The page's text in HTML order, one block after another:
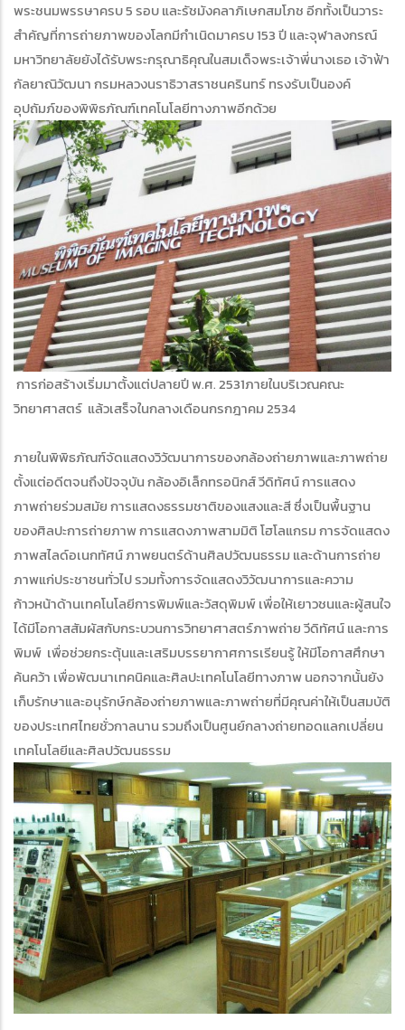
พระชนมพรรษาครบ 5 รอบ และรัชมังคลาภิเษกสมโภช อีกทั้งเป็นวาระ
สำคัญที่การถ่ายภาพของโลกมีกำเนิดมาครบ 153 ปี และจุฬาลงกรณ์
มหาวิทยาลัยยังได้รับพระกรุณาธิคุณในสมเด็จพระเจ้าพี่นางเธอ เจ้าฟ้า
กัลยาณิวัฒนา กรมหลวงนราธิวาสราชนครินทร์ ทรงรับเป็นองค์
อุปถัมภ์ของพิพิธภัณฑ์เทคโนโลยีทางภาพอีกด้วย
การก่อสร้างเริ่มมาตั้งแต่ปลายปี พ.ศ. 2531ภายในบริเวณคณะ
วิทยาศาสตร์ แล้วเสร็จในกลางเดือนกรกฎาคม 2534
ภายในพิพิธภัณฑ์จัดแสดงวิวัฒนาการของกล้องถ่ายภาพและภาพถ่าย
ตั้งแต่อดีตจนถึงปัจจุบัน กล้องอิเล็กทรอนิกส์ วีดิทัศน์ การแสดง
ภาพถ่ายร่วมสมัย การแสดงธรรมชาติของแสงและสี ซึ่งเป็นพื้นฐาน
ของศิลปะการถ่ายภาพ การแสดงภาพสามมิติ โฮโลแกรม การจัดแสดง
ภาพสไลด์อเนกทัศน์ ภาพยนตร์ด้านศิลปวัฒนธรรม และด้านการถ่าย
ภาพแก่ประชาชนทั่วไป รวมทั้งการจัดแสดงวิวัฒนาการและความ
ก้าวหน้าด้านเทคโนโลยีการพิมพ์และวัสดุพิมพ์ เพื่อให้เยาวชนและผู้สนใจ
ได้มีโอกาสสัมผัสกับกระบวนการวิทยาศาสตร์ภาพถ่าย วีดิทัศน์ และการ
พิมพ์ เพื่อช่วยกระตุ้นและเสริมบรรยากาศการเรียนรู้ ให้มีโอกาสศึกษา
ค้นคว้า เพื่อพัฒนาเทคนิคและศิลปะเทคโนโลยีทางภาพ นอกจากนั้นยัง
เก็บรักษาและอนุรักษ์กล้องถ่ายภาพและภาพถ่ายที่มีคุณค่าให้เป็นสมบัติ
ของประเทศไทยชั่วกาลนาน รวมถึงเป็นศูนย์กลางถ่ายทอดแลกเปลี่ยน
เทคโนโลยีและศิลปวัฒนธรรม